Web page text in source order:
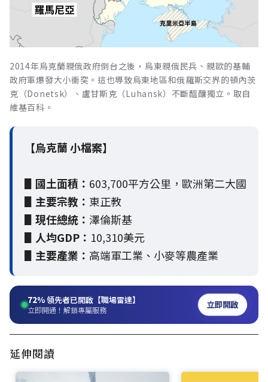
2014年烏克蘭親俄政府倒台之後，烏東親俄民兵、親歐的基輔
政府軍爆發大小衝突。這也導致烏東地區和俄羅斯交界的頓內茨
克（Donetsk）、盧甘斯克（Luhansk）不斷醞釀獨立。取自
維基百科。
【烏克蘭 小檔案】
▋國土面積： 603,700平方公里，歐洲第二大國
▋主要宗教： 東正教
▋現任總統： 澤倫斯基
▋人均GDP： 10,310美元
▋主要產業： 高端軍工業、小麥等農產業
72%領先者已開啟【職場雷達】
立即開通！解鎖專屬服務 立即開啟
延伸閱讀